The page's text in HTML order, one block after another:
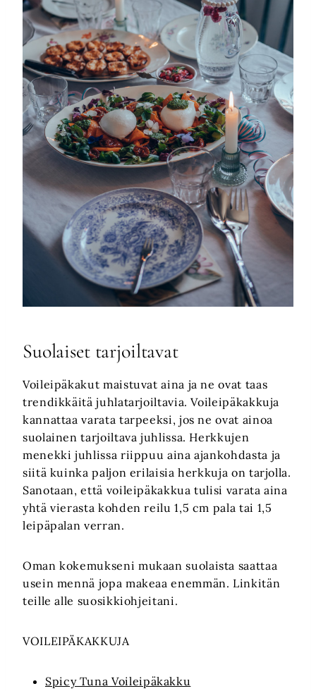
Suolaiset tarjoiltavat
Voileipäkakut maistuvat aina ja ne ovat taas
trendikkäitä juhlatarjoiltavia. Voileipäkakkuja
kannattaa varata tarpeeksi, jos ne ovat ainoa
suolainen tarjoiltava juhlissa. Herkkujen
menekki juhlissa riippuu aina ajankohdasta ja
siitä kuinka paljon erilaisia herkkuja on tarjolla.
Sanotaan, että voileipäkakkua tulisi varata aina
yhtä vierasta kohden reilu 1,5 cm pala tai 1,5
leipäpalan verran.
Oman kokemukseni mukaan suolaista saattaa
usein mennä jopa makeaa enemmän. Linkitän
teille alle suosikkiohjeitani.
VOILEIPÄKAKKUJA
Spicy Tuna Voileipäkakku